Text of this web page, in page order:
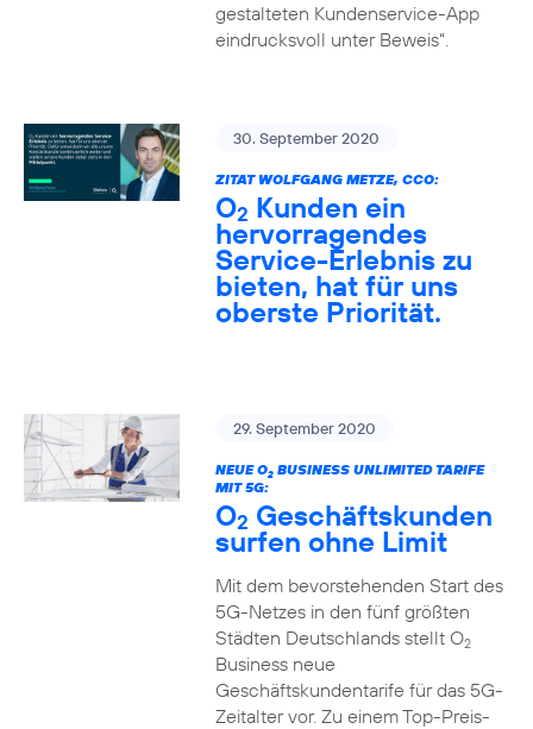
gestalteten Kundenservice-App
eindrucksvoll unter Beweis“.
30. September 2020
ZITAT WOLFGANG METZE, CCO:
O2 Kunden ein
hervorragendes
Service-Erlebnis zu
bieten, hat für uns
oberste Priorität.
29. September 2020
NEUE O2BUSINESS UNLIMITED TARIFE
MIT 5G:
O2 Geschäftskunden
surfen ohne Limit
Mit dem bevorstehenden Start des
5G-Netzes in den fünf größten
Städten Deutschlands stellt O2
Business neue
Geschäftskundentarife für das 5G-
Zeitalter vor. Zu einem Top-Preis-